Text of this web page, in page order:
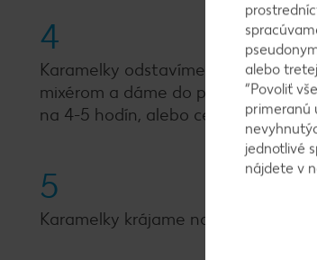
4
Karamelky odstavíme, pridáme
mixérom a dáme do pripravenej
na 4-5 hodín, alebo cez noc.
5
Karamelky krájame nožom, ktorý si
alebo
“Povoliť
primeranú
jednotlivé
nájdete v